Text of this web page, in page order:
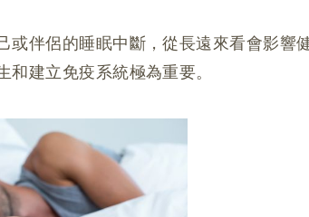
或伴侶的睡眠中斷，從長遠來看會影響
建立免疫系統極為重要。